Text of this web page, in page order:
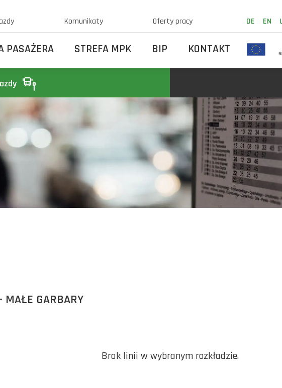
Komunikaty Oferty pracy DE EN
PASAŻERA STREFA MPK BIP KONTAKT
MAŁE GARBARY
Brak linii w wybranym rozkładzie.